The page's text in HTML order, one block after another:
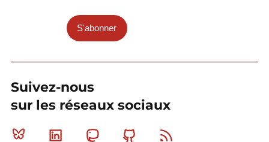
S'abonner
Suivez-nous
sur les réseaux sociaux
Bluesky Linkedin MastodonGithub